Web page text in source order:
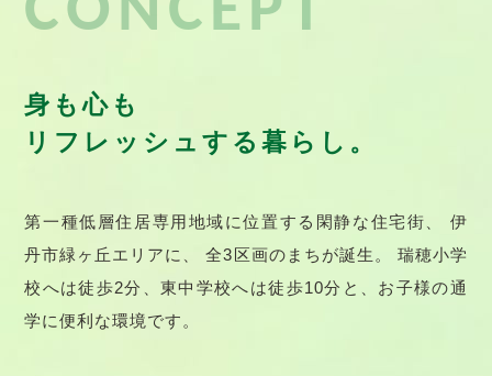
CONCEPT
身も心も
リフレッシュする暮らし。
第一種低層住居専用地域に位置する閑静な住宅街、 伊
丹市緑ヶ丘エリアに、 全3区画のまちが誕生。 瑞穂小学
校へは徒歩2分、東中学校へは徒歩10分と、お子様の通
学に便利な環境です。